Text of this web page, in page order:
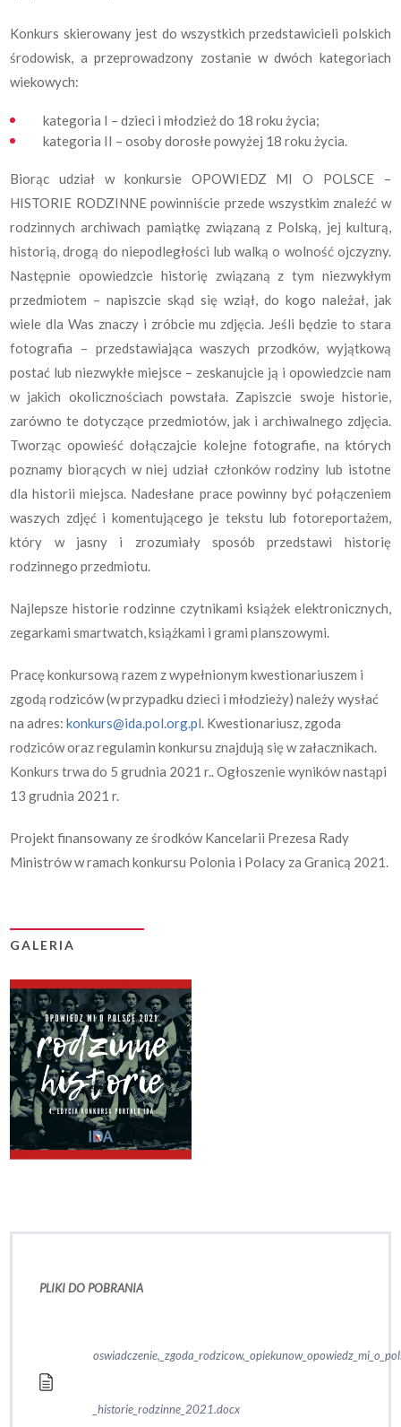
Konkurs skierowany jest do wszystkich przedstawicieli polskich
środowisk, a przeprowadzony zostanie w dwóch kategoriach
wiekowych:
kategoria I – dzieci i młodzież do 18 roku życia;
kategoria II – osoby dorosłe powyżej 18 roku życia.
Biorąc udział w konkursie OPOWIEDZ MI O POLSCE –
HISTORIE RODZINNE powinniście przede wszystkim znaleźć w
rodzinnych archiwach pamiątkę związaną z Polską, jej kulturą,
historią, drogą do niepodległości lub walką o wolność ojczyzny.
Następnie opowiedzcie historię związaną z tym niezwykłym
przedmiotem – napiszcie skąd się wziął, do kogo należał, jak
wiele dla Was znaczy i zróbcie mu zdjęcia. Jeśli będzie to stara
fotografia – przedstawiająca waszych przodków, wyjątkową
postać lub niezwykłe miejsce – zeskanujcie ją i opowiedzcie nam
w jakich okolicznościach powstała. Zapiszcie swoje historie,
zarówno te dotyczące przedmiotów, jak i archiwalnego zdjęcia.
Tworząc opowieść dołączajcie kolejne fotografie, na których
poznamy biorących w niej udział członków rodziny lub istotne
dla historii miejsca. Nadesłane prace powinny być połączeniem
waszych zdjęć i komentującego je tekstu lub fotoreportażem,
który w jasny i zrozumiały sposób przedstawi historię
rodzinnego przedmiotu.
Najlepsze historie rodzinne czytnikami książek elektronicznych,
zegarkami smartwatch, książkami i grami planszowymi.
Pracę konkursową razem z wypełnionym kwestionariuszem i
zgodą rodziców (w przypadku dzieci i młodzieży) należy wysłać
na adres:konkurs@ida.pol.org.pl. Kwestionariusz, zgoda
rodziców oraz regulamin konkursu znajdują się w załacznikach.
Konkurs trwa do 5 grudnia 2021 r.. Ogłoszenie wyników nastąpi
13 grudnia 2021 r.
Projekt finansowany ze środków Kancelarii Prezesa Rady
Ministrów w ramach konkursu Polonia i Polacy za Granicą 2021.
GALERIA
PLIKI DO POBRANIA
_historie_rodzinne_2021.docx